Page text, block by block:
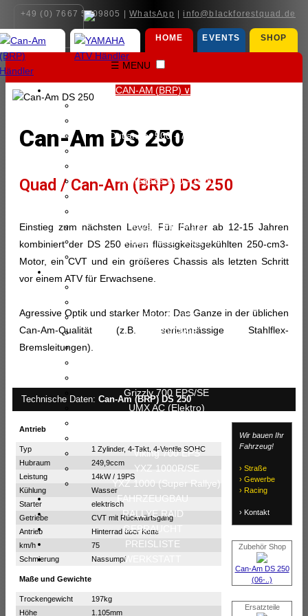
+49 (0) 7667 5909805 |WhatsApp |info@blackforestquad.de
HOME EVENTS SHOP
☰ MENU
CAN-AM (BRP) ∨
Outlander 500 - 700 (Max)
Renegade 650 - 1000
Maverick Trail - Sport (Max)
Maverick R (Max)
Traxter HD5 - HD10
Traxter HD11 (Max)
YFZ 450R/SE
YFM 700R/SE
Grizzly 700 EPS/SE
UMX AC (Elektro)
Viking 700 EPS
YXZ 1000R/SE
YXZ 1000 (Super Rallye)
FAHRZEUGBAU
RALLYE RAID
GEBRAUCHT
PREISLISTE
WERKSTATT
Can-Am DS 250
Quad / Can-Am (BRP) DS 250
Einstieg zum nächsten Level. Für Fahrer ab 12-15 Jahren
kombiniert der DS 250 einen flüssigkeitsgekühlten 250-cm3-
Motor, ein CVT und ein größeres Chassis als letzten Schritt
vor einem ATV für Erwachsene.
Agressive Optik und starker Motor: Das Ganze in der üblichen
Can-Am-Qualität (z.B. serienmässige Stahlflex-
Bremsleitungen).
Technische Daten: Can-Am (BRP) DS 250
Antrieb
Typ
1 Zylinder, 4-Takt, 4-Ventile SOHC
Hubraum
249,9ccm
Leistung
14kW / 19PS
Kühlung
Wasser
Starter
elektrisch
Getriebe
CVT mit Rückwärtsgang
Antrieb
Hinterrad über Kette
km/h
75
Schmierung
Nassumpf
Maße und Gewichte
Trockengewicht
197kg
Höhe
1.105mm
Wir bauen Ihr
Fahrzeug!
› Straße
› Gewerbe
› Racing
› Kontakt
Zubehör Shop
Can-Am DS 250
(06-..)
Ersatzteile